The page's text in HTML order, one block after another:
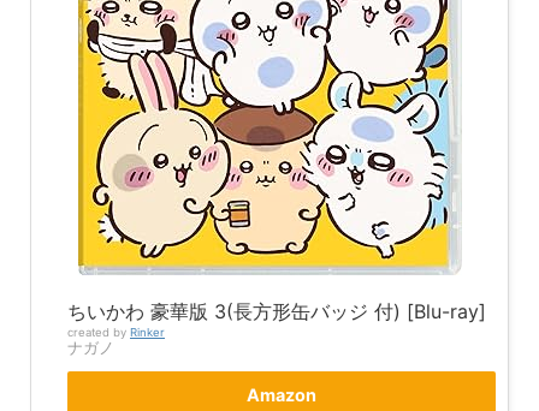
ちいかわ 豪華版 3(長方形缶バッジ 付) [Blu-ray]
created by Rinker
ナガノ
Amazon